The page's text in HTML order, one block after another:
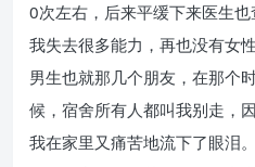
0次左右，后来平缓下来医生也
我失去很多能力，再也没有女
男生也就那几个朋友，在那个
候，宿舍所有人都叫我别走，
我在家里又痛苦地流下了眼泪